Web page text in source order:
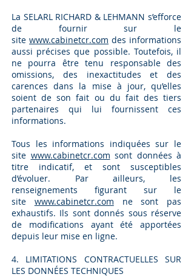
La SELARL RICHARD & LEHMANN s’efforce
de fournir sur le
site www.cabinetcr.com des informations
aussi précises que possible. Toutefois, il
ne pourra être tenu responsable des
omissions, des inexactitudes et des
carences dans la mise à jour, qu’elles
soient de son fait ou du fait des tiers
partenaires qui lui fournissent ces
informations.
Tous les informations indiquées sur le
site www.cabinetcr.com sont données à
titre indicatif, et sont susceptibles
d’évoluer. Par ailleurs, les
renseignements figurant sur le
site www.cabinetcr.com ne sont pas
exhaustifs. Ils sont donnés sous réserve
de modifications ayant été apportées
depuis leur mise en ligne.
4. LIMITATIONS CONTRACTUELLES SUR
LES DONNÉES TECHNIQUES